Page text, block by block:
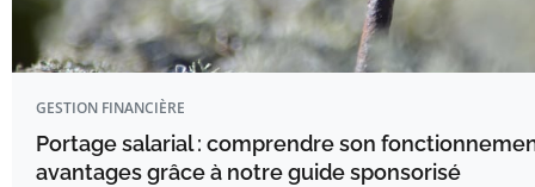
GESTION FINANCIÈRE
Portage salarial : comprendre son
avantages grâce à notre guide sponsorisé